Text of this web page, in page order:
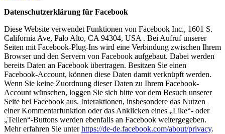
Datenschutzerklärung für Facebook
Diese Website verwendet Funktionen von Facebook Inc., 1601 S.
California Ave, Palo Alto, CA 94304, USA . Bei Aufruf unserer
Seiten mit Facebook-Plug-Ins wird eine Verbindung zwischen Ihrem
Browser und den Servern von Facebook aufgebaut. Dabei werden
bereits Daten an Facebook übertragen. Besitzen Sie einen
Facebook-Account, können diese Daten damit verknüpft werden.
Wenn Sie keine Zuordnung dieser Daten zu Ihrem Facebook-
Account wünschen, loggen Sie sich bitte vor dem Besuch unserer
Seite bei Facebook aus. Interaktionen, insbesondere das Nutzen
einer Kommentarfunktion oder das Anklicken eines „Like“- oder
„Teilen“-Buttons werden ebenfalls an Facebook weitergegeben.
Mehr erfahren Sie unterhttps://de-de.facebook.com/about/privacy.